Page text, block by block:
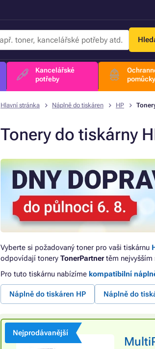
Kancelářské
potřeby
pomůcky
Hlavní stránka Náplně do tiskáren HP
Tonery do tiskárny
Vyberte si požadovaný toner pro vaši tiskárnu
odpovídají tonery TonerPartnertěm nejvyšším
Pro tuto tiskárnu nabízíme kompatibilní
Náplně do tiskáren HP Náplně do
Nejprodávanější